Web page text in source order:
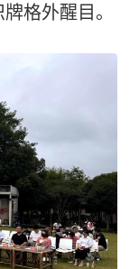
格外醒目。